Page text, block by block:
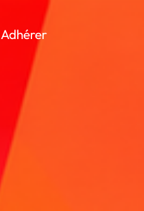
Adhérer